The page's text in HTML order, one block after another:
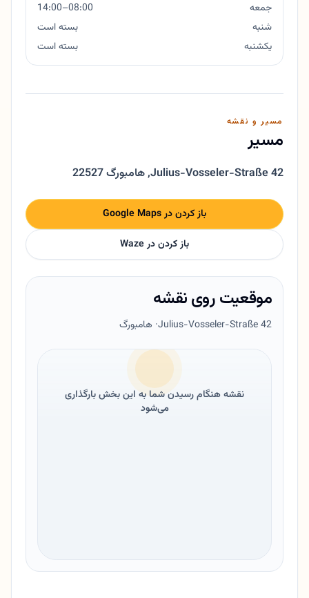
جمعه
08:00–14:00
شنبه
بسته است
یکشنبه
بسته است
مسیر و نقشه
مسیر
Julius-Vosseler-Straße 42
,22527 هامبورگ
باز کردن در Google Maps
باز کردن در Waze
موقعیت روی نقشه
Julius-Vosseler-Straße 42· هامبورگ
نقشه هنگام رسیدن شما به این بخش بارگذاری
می‌شود